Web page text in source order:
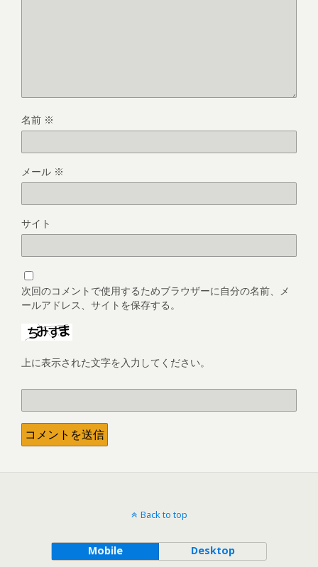
名前 ※
メール ※
サイト
次回のコメントで使用するためブラウザーに自分の名前、メ
ールアドレス、サイトを保存する。
上に表示された文字を入力してください。
Back to top
Mobile Desktop